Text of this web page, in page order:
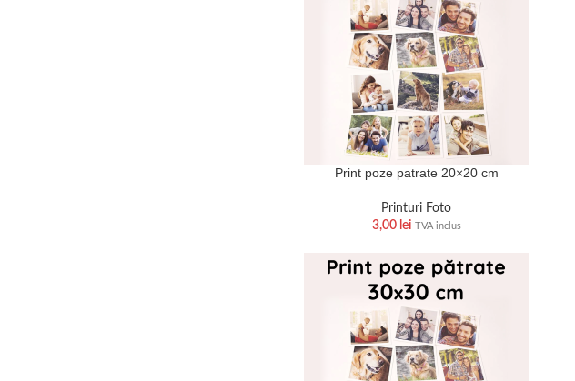
Print poze patrate 20×20 cm
Printuri Foto
3,00 lei TVA inclus